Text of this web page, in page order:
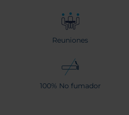
Reuniones
100% No fumador